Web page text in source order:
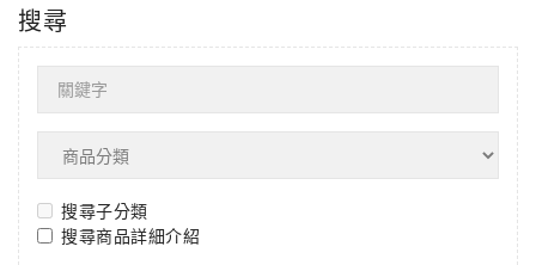
搜尋
搜尋子分類
搜尋商品詳細介紹